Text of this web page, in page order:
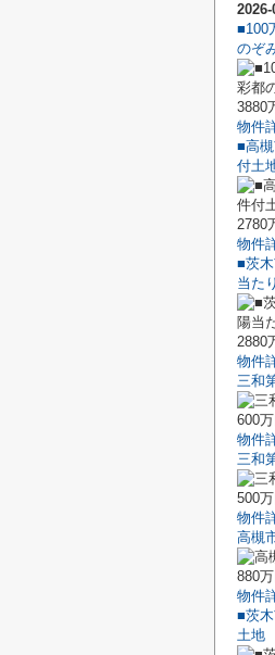
2026-
■100
のぞ
3880
物件
■高
付土
2780
物件
■茨
当た
2880
物件
三和
600
物件
三和
500
物件
高槻
880
物件
■茨
土地